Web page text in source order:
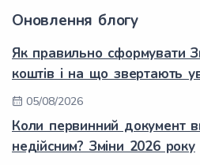
Оновлення блогу
Як правильно сформувати
коштів і на що звертають
05/08/2026
Коли первинний документ
недійсним? Зміни 2026 року